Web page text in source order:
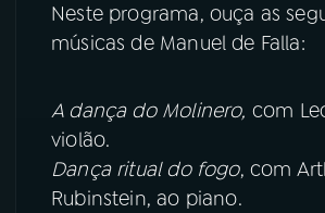
Neste programa, ouça as
músicas de Manuel de Falla:
A dança do Molinero, com
violão.
Dança ritual do fogo, com
Rubinstein, ao piano.